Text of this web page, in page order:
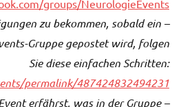
groups/NeurologieEvents
zu bekommen, sobald ein
Gruppe gepostet wird, folgen
Sie diese einfachen Schritten:
permalink/487424832494231/
Event erfährst, was in der Gruppe